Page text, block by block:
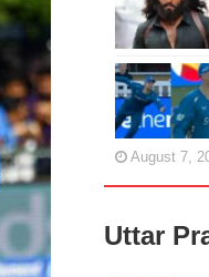
August 7,
Uttar